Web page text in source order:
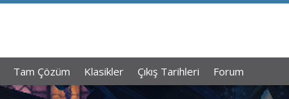
Tam Çözüm Klasikler Çıkış Tarihleri Forum